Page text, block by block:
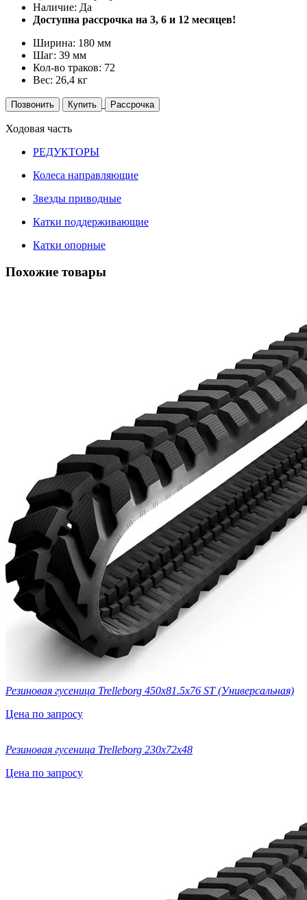
Наличие: Да
Доступна рассрочка на 3, 6 и 12 месяцев!
Ширина: 180 мм
Шаг: 39 мм
Кол-во траков: 72
Вес: 26,4 кг
Позвонить Купить Рассрочка
Ходовая часть
РЕДУКТОРЫ
Колеса направляющие
Звезды приводные
Катки поддерживающие
Катки опорные
Похожие товары
Резиновая гусеница Trelleborg 450х81.5х76 ST (Универсальная)
Цена по запросу
Резиновая гусеница Trelleborg 230x72x48
Цена по запросу